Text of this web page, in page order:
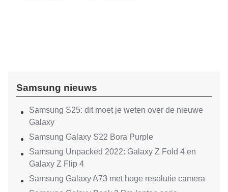
Samsung nieuws
Samsung S25: dit moet je weten over de nieuwe
Galaxy
Samsung Galaxy S22 Bora Purple
Samsung Unpacked 2022: Galaxy Z Fold 4 en
Galaxy Z Flip 4
Samsung Galaxy A73 met hoge resolutie camera